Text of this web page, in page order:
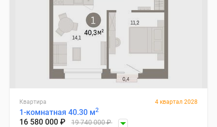
Квартира 4 квартал 2028
1-комнатная 40.30 м2
16 580 000 ₽ 19 740 000₽